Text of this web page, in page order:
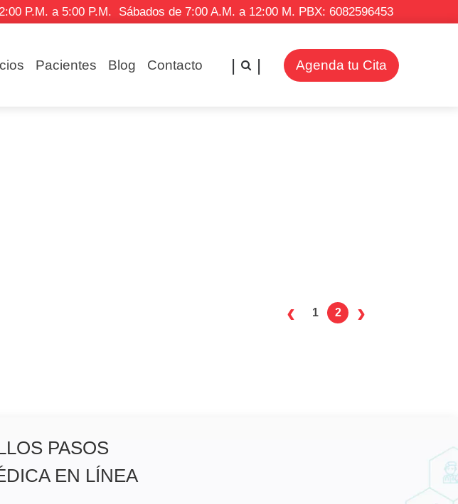
P.M. a 5:00 P.M. Sábados de 7:00 A.M. a 12:00 M. PBX: 6082596453
Pacientes Blog Contacto Agenda tu Cita
‹ 1 2 ›
PASOS
EN LÍNEA